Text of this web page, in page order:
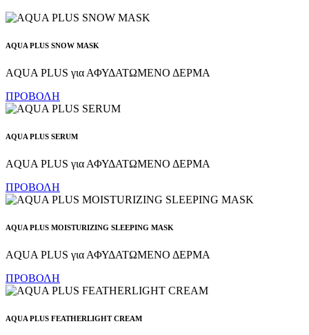
AQUA PLUS SNOW MASK
AQUA PLUS για ΑΦΥΔΑΤΩΜΕΝΟ ΔΕΡΜΑ
ΠΡΟΒΟΛΗ
AQUA PLUS SERUM
AQUA PLUS για ΑΦΥΔΑΤΩΜΕΝΟ ΔΕΡΜΑ
ΠΡΟΒΟΛΗ
AQUA PLUS MOISTURIZING SLEEPING MASK
AQUA PLUS για ΑΦΥΔΑΤΩΜΕΝΟ ΔΕΡΜΑ
ΠΡΟΒΟΛΗ
AQUA PLUS FEATHERLIGHT CREAM